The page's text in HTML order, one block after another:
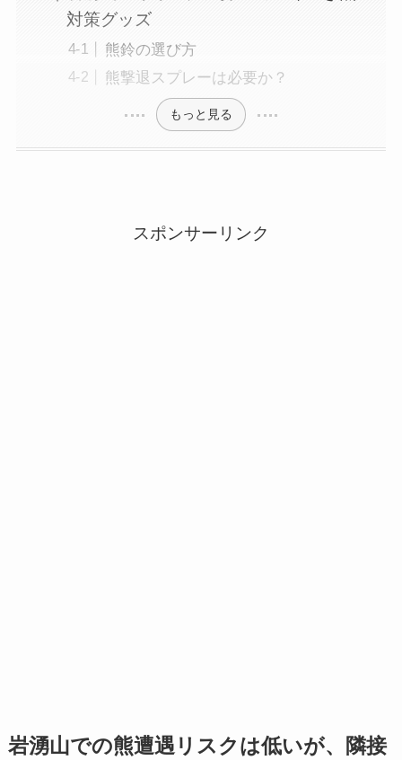
対策グッズ
熊鈴の選び方
熊撃退スプレーは必要か？
もっと見る
スポンサーリンク
岩湧山での熊遭遇リスクは低いが、隣接